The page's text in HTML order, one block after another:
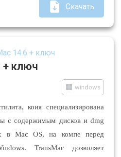
Скачать
+ ключ
windows
коия специализирована
с содержимым дисков и dmg
в Mac OS, на компе перед
TransMac дозволяет